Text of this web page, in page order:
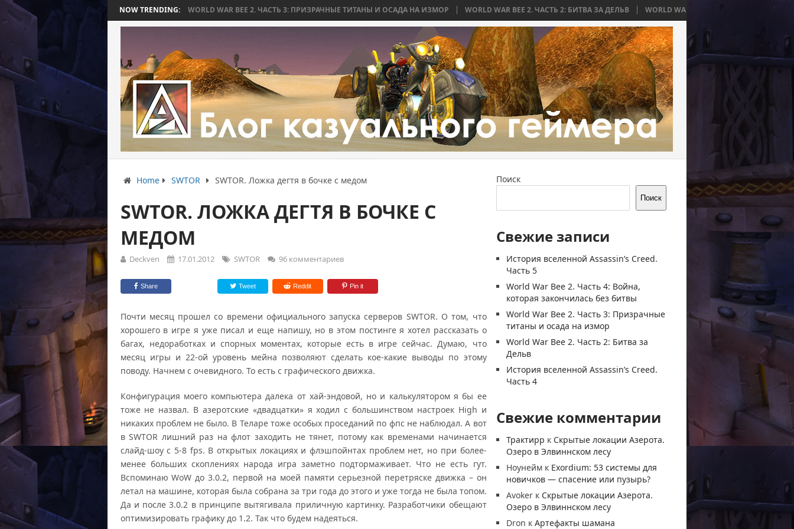
NOW TRENDING:
ЗАКОНЧИЛАСЬ БЕЗ БИТВЫ WORLD WAR BEE 2. ЧАСТЬ 3: ПРИЗРАЧНЫЕ ТИТАНЫ И ОСАДА НА ИЗМОР WORLD WAR BEE 2. ЧАСТЬ 2: БИТВА ЗА ДЕЛЬВ WORLD WAR BEE 2. ЧАСТЬ 1: ПРИЧИНЫ И НАЧАЛО
Home SWTOR SWTOR. Ложка дегтя в бочке с медом
SWTOR. ЛОЖКА ДЕГТЯ В БОЧКЕ С
МЕДОМ
Deckven 17.01.2012 SWTOR 96 комментариев
Share Tweet Reddit Pin it
Почти месяц прошел со времени официального запуска серверов SWTOR. О том, что
хорошего в игре я уже писал и еще напишу, но в этом постинге я хотел рассказать о
багах, недоработках и спорных моментах, которые есть в игре сейчас. Думаю, что
месяц игры и 22-ой уровень мейна позволяют сделать кое-какие выводы по этому
поводу. Начнем с очевидного. То есть с графического движка.
Конфигурация моего компьютера далека от хай-эндовой, но и калькулятором я бы ее
тоже не назвал. В азеротские «двадцатки» я ходил с большинством настроек High и
никаких проблем не было. В Теларе тоже особых проседаний по фпс не наблюдал. А вот
в SWTOR лишний раз на флот заходить не тянет, потому как временами начинается
слайд-шоу с 5-8 fps. В открытых локациях и флэшпойнтах проблем нет, но при более-
менее больших скоплениях народа игра заметно подтормаживает. Что не есть гут.
Вспоминаю WoW до 3.0.2, первой на моей памяти серьезной перетряске движка – он
летал на машине, которая была собрана за три года до этого и уже тогда не была топом.
Да и после 3.0.2 в принципе вытягивала приличную картинку. Разработчики обещают
оптимизировать графику до 1.2. Так что будем надеяться.
Поиск
Поиск
Свежие записи
История вселенной Assassin’s Creed.
Часть 5
World War Bee 2. Часть 4: Война,
которая закончилась без битвы
World War Bee 2. Часть 3: Призрачные
титаны и осада на измор
World War Bee 2. Часть 2: Битва за
Дельв
История вселенной Assassin’s Creed.
Часть 4
Свежие комментарии
Трактирр к Скрытые локации Азерота.
Озеро в Элвиннском лесу
Ноунейм к Exordium: 53 системы для
новичков — спасение или пузырь?
Avoker к Скрытые локации Азерота.
Озеро в Элвиннском лесу
Dron кАртефакты шамана